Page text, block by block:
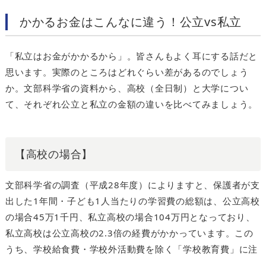
かかるお金はこんなに違う！公立vs私立
「私立はお金がかかるから」。皆さんもよく耳にする話だと
思います。実際のところはどれぐらい差があるのでしょう
か。文部科学省の資料から、高校（全日制）と大学につい
て、それぞれ公立と私立の金額の違いを比べてみましょう。
【高校の場合】
文部科学省の調査（平成28年度）によりますと、保護者が支
出した1年間・子ども1人当たりの学習費の総額は、公立高校
の場合45万1千円、私立高校の場合104万円となっており、
私立高校は公立高校の2.3倍の経費がかかっています。この
うち、学校給食費・学校外活動費を除く「学校教育費」に注